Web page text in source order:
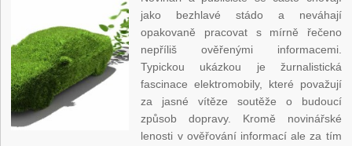
jako bezhlavé stádo a neváhají
opakovaně pracovat s mírně řečeno
nepříliš ověřenými informacemi.
Typickou ukázkou je žurnalistická
fascinace elektromobily, které považují
za jasné vítěze soutěže o budoucí
způsob dopravy. Kromě novinářské
lenosti v ověřování informací ale za tím